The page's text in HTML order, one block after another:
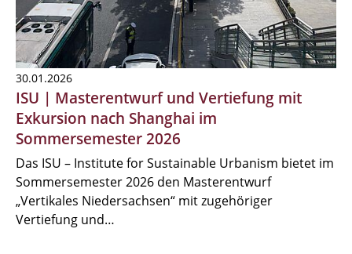
30.01.2026
ISU | Masterentwurf und Vertiefung mit
Exkursion nach Shanghai im
Sommersemester 2026
Das ISU – Institute for Sustainable Urbanism bietet im
Sommersemester 2026 den Masterentwurf
„Vertikales Niedersachsen“ mit zugehöriger
Vertiefung und…